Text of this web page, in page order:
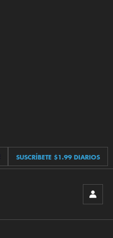
SUSCRÍBETE $1.99 DIARIOS